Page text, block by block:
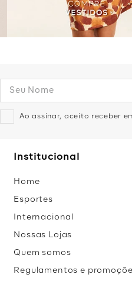
Ao assinar, aceito receber
Institucional
Home
Esportes
Internacional
Nossas Lojas
Quem somos
Regulamentos e